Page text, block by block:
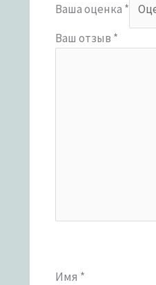
Ваша оценка *
Ваш отзыв *
Имя *